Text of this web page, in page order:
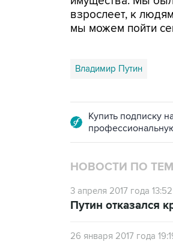
взрослеет, к
мы можем пойти
Владимир Путин
Купить подписку
НОВОСТИ ПО
3 апреля 2017 года 13:52
Путин отказался
26 января 2017 года